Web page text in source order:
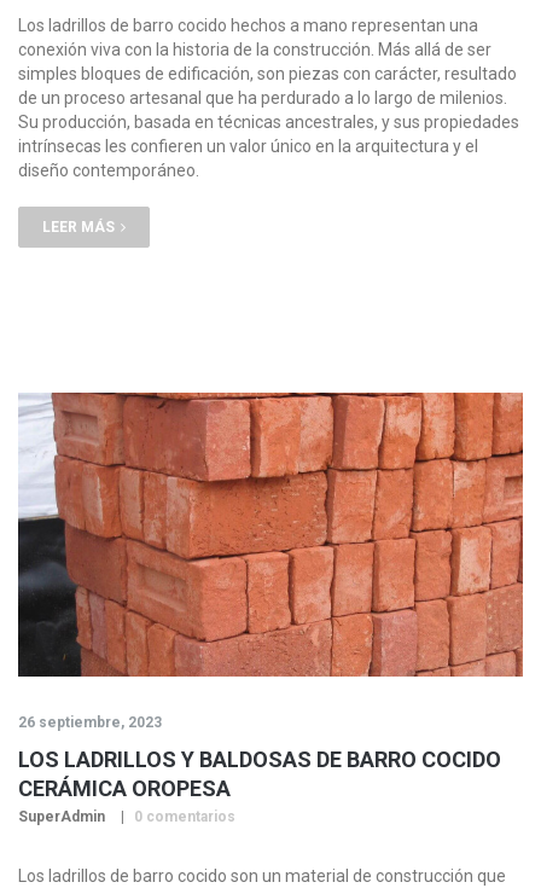
Los ladrillos de barro cocido hechos a mano representan una
conexión viva con la historia de la construcción. Más allá de ser
simples bloques de edificación, son piezas con carácter, resultado
de un proceso artesanal que ha perdurado a lo largo de milenios.
Su producción, basada en técnicas ancestrales, y sus propiedades
intrínsecas les confieren un valor único en la arquitectura y el
diseño contemporáneo.
LEER MÁS
26 septiembre, 2023
LOS LADRILLOS Y BALDOSAS DE BARRO COCIDO
CERÁMICA OROPESA
SuperAdmin 0 comentarios
Los ladrillos de barro cocido son un material de construcción que